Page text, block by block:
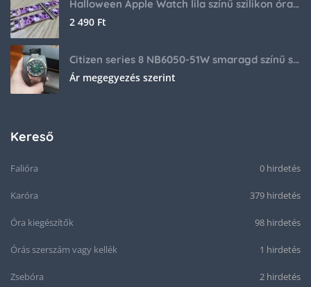
Halloween Apple Watch lila színű szilikon óraszíj
2 490 Ft
Citizen series 8 NB6050-51W smaragd színű számlappal
Ár megegyezés szerint
Kereső
Falióra 0 hirdetés
Karóra 379 hirdetés
Óra kiegészítők 98 hirdetés
Órás szerszám vagy kellék 1 hirdetés
Zsebóra 2 hirdetés